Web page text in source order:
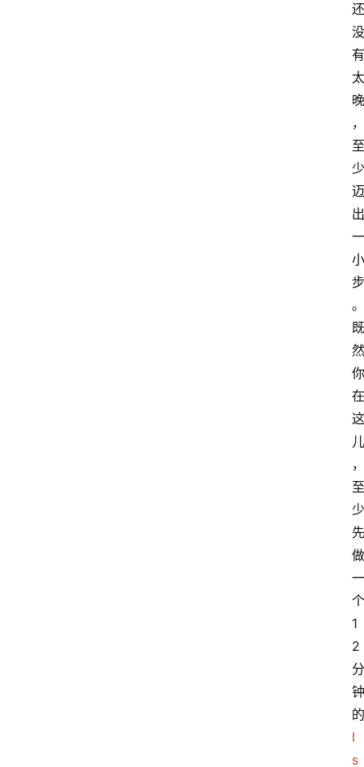
还
没
有
太
晚
，
至
少
迈
出
一
小
步
。
既
然
你
在
这
儿
，
至
少
先
做
一
个
1
2
分
钟
的
I
s